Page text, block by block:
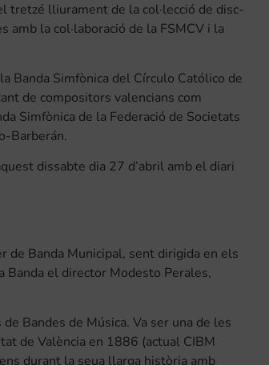
tretzé lliurament de la col·lecció de disc-
la col·laboració de la FSMCV i la
Banda Simfònica del Círculo Católico de
de compositors valencians com
Simfònica de la Federació de Societats
Barberán.
dissabte dia 27 d’abril amb el diari
de Banda Municipal, sent dirigida en els
Banda el director Modesto Perales,
Bandes de Música. Va ser una de les
de València en 1886 (actual CIBM
durant la seua llarga història amb